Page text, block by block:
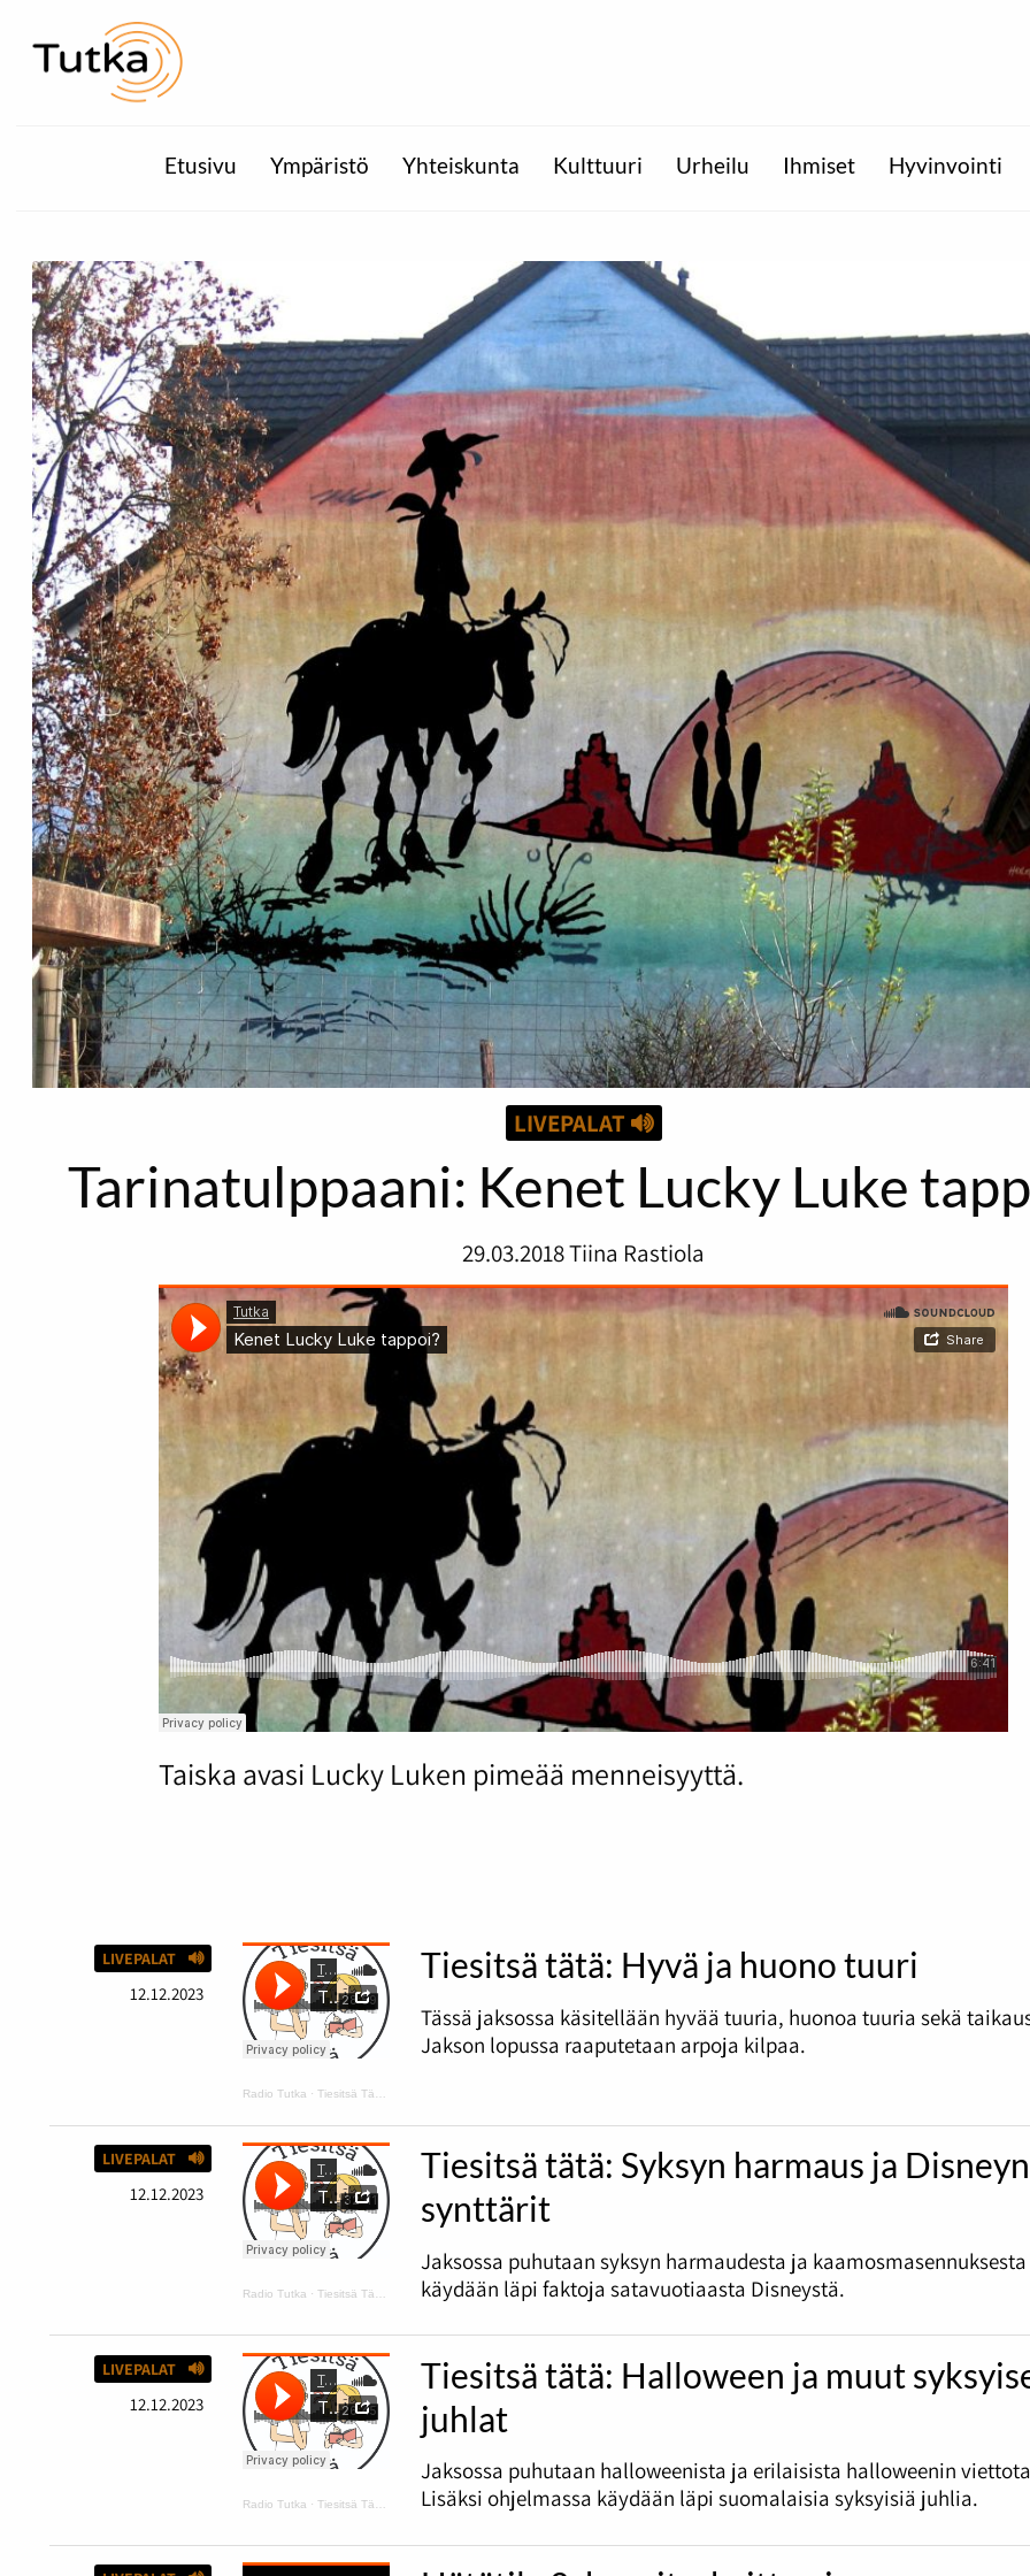
Etusivu Ympäristö Yhteiskunta Kulttuuri Urheilu Ihmiset Hyvinvointi
LIVEPALAT
Tarinatulppaani: Kenet Lucky Luke
29.03.2018Tiina Rastiola
Taiska avasi Lucky Luken pimeää menneisyyttä.
LIVEPALAT
12.12.2023
Radio Tutka ·Tiesitsä Tätä: hyvä ja huono tuuri
Tiesitsä tätä: Hyvä ja huono tuuri
Tässä jaksossa käsitellään hyvää tuuria, huonoa tuuria sekä
Jakson lopussa raaputetaan arpoja kilpaa.
LIVEPALAT
12.12.2023
Radio Tutka ·Tiesitsä Tätä: harmaus ja Disneyn synttärit
Tiesitsä tätä: Syksyn harmaus ja Disneyn
synttärit
Jaksossa puhutaan syksyn harmaudesta ja kaamosmasennuksesta
käydään läpi faktoja satavuotiaasta Disneystä.
LIVEPALAT
12.12.2023
Radio Tutka ·Tiesitsä Tätä: Halloween
Tiesitsä tätä: Halloween ja muut
juhlat
Jaksossa puhutaan halloweenista ja erilaisista halloweenin
Lisäksi ohjelmassa käydään läpi suomalaisia syksyisiä juhlia.